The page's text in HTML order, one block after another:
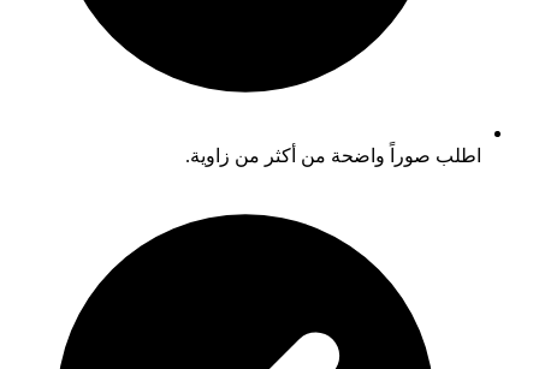
اطلب صوراً واضحة من أكثر من زاوية.